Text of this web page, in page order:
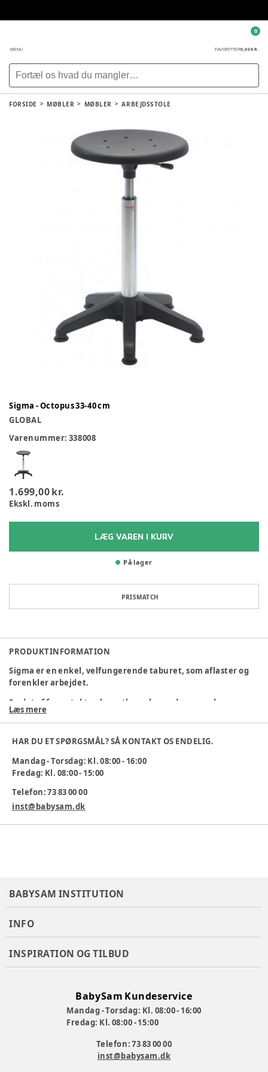
MENU FAVORITTER0,00 KR.
0
FORSIDE MØBLER MØBLER ARBEJDSSTOLE
Sigma - Octopus 33-40 cm
GLOBAL
Varenummer: 338008
1.699,00 kr.
Ekskl. moms
LÆG VAREN I KURV
På lager
PRISMATCH
PRODUKTINFORMATION
Sigma er en enkel, velfungerende taburet, som aflaster og
forenkler arbejdet.
Sædet af formstøbt polyurethan-skum yder en god
siddekomfort og er praktisk og robust - også i de grovere
miljøer. Polyurethan udmærker sig ligeledes ved være
rengøringsvenligt.
med octopus base og glidesko.
Sædediameter: 36 cm.
33-40 cm
Læs mere
HAR DU ET SPØRGSMÅL? SÅ KONTAKT OS ENDELIG.
Mandag - Torsdag: Kl. 08:00 - 16:00
Fredag: Kl. 08:00 - 15:00
Telefon: 73 83 00 00
inst@babysam.dk
BABYSAM INSTITUTION
INFO
INSPIRATION OG TILBUD
BabySam Kundeservice
Mandag - Torsdag: Kl. 08:00 - 16:00
Fredag: Kl. 08:00 - 15:00
Telefon: 73 83 00 00
inst@babysam.dk